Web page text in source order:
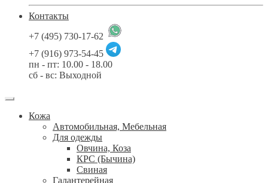
Контакты
+7 (495) 730-17-62
+7 (916) 973-54-45
пн - пт: 10.00 - 18.00
сб - вс: Выходной
Кожа
Автомобильная, Мебельная
Для одежды
Овчина, Коза
КРС (Бычина)
Свиная
Галантерейная